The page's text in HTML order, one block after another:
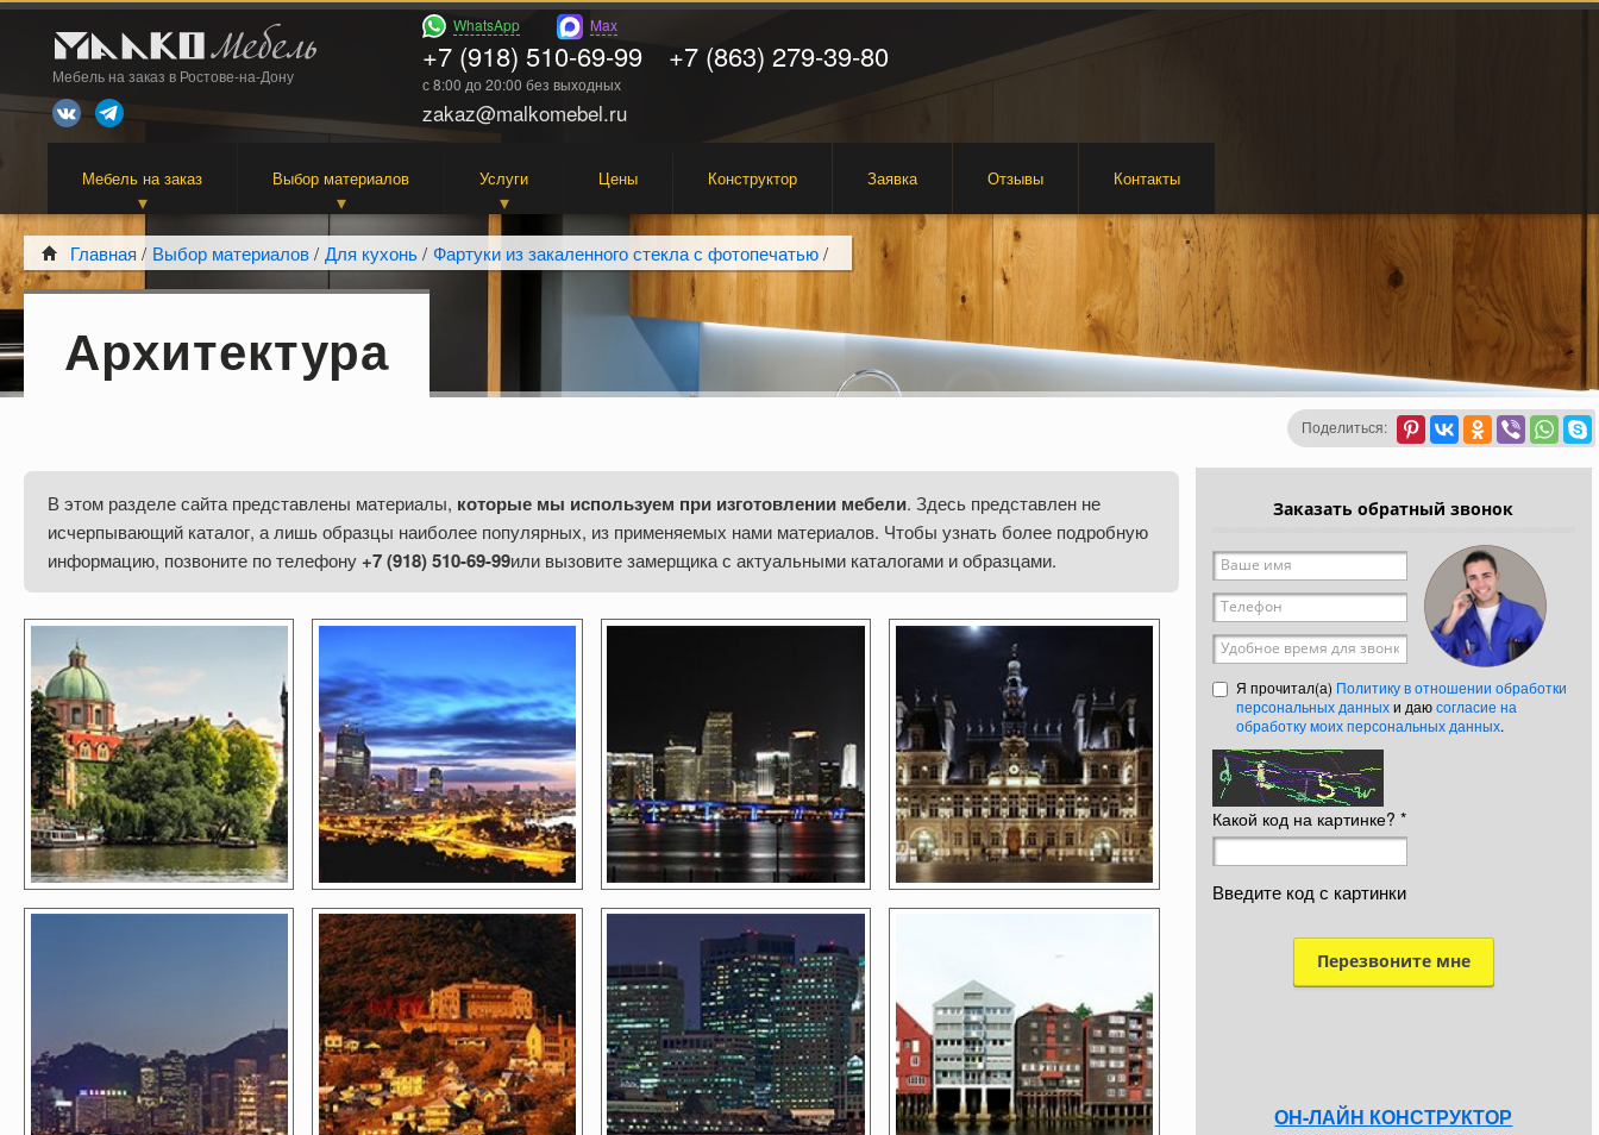
Мебель на заказ в Ростове-на-Дону
WhatsApp Max
+7 (918) 510-69-99 +7 (863) 279-39-80
с 8:00 до 20:00 без выходных
zakaz@malkomebel.ru
Мебель на заказ Выбор материалов Услуги Цены Конструктор Заявка Отзывы Контакты
Главная / Выбор материалов/ Для кухонь/ Фартуки из закаленного стекла с фотопечатью/
Архитектура
Поделиться:
В этом разделе сайта представлены материалы, которые мы используем при изготовлении мебели. Здесь представлен не
исчерпывающий каталог, а лишь образцы наиболее популярных, из применяемых нами материалов. Чтобы узнать более подробную
информацию, позвоните по телефону +7 (918) 510-69-99или вызовите замерщика с актуальными каталогами и образцами.
Заказать обратный звонок
Ваше имя*
Телефон*
Удобное время для звонка
Я прочитал(а) Политику в отношении обработки
персональных данныхи даюсогласие на
обработку моих персональных данных.
Какой код на картинке? *
Введите код с картинки
ОН-ЛАЙН КОНСТРУКТОР